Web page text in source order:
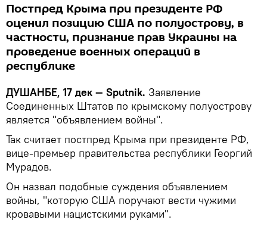
Постпред Крыма при президенте РФ
оценил позицию США по полуострову, в
частности, признание прав Украины на
проведение военных операций в
республике
ДУШАНБЕ, 17 дек — Sputnik. Заявление
Соединенных Штатов по крымскому полуострову
является "объявлением войны".
Так считает постпред Крыма при президенте РФ,
вице-премьер правительства республики Георгий
Мурадов.
Он назвал подобные суждения объявлением
войны, "которую США поручают вести чужими
кровавыми нацистскими руками".